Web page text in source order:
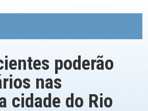
poderão
nas
cidade do Rio